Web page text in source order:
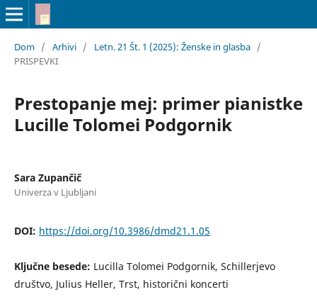
Dom / Arhivi / Letn. 21 Št. 1 (2025): Ženske in glasba /
PRISPEVKI
Prestopanje mej: primer pianistke
Lucille Tolomei Podgornik
Sara Zupančič
Univerza v Ljubljani
DOI: https://doi.org/10.3986/dmd21.1.05
Ključne besede: Lucilla Tolomei Podgornik, Schillerjevo
društvo, Julius Heller, Trst, historični koncerti